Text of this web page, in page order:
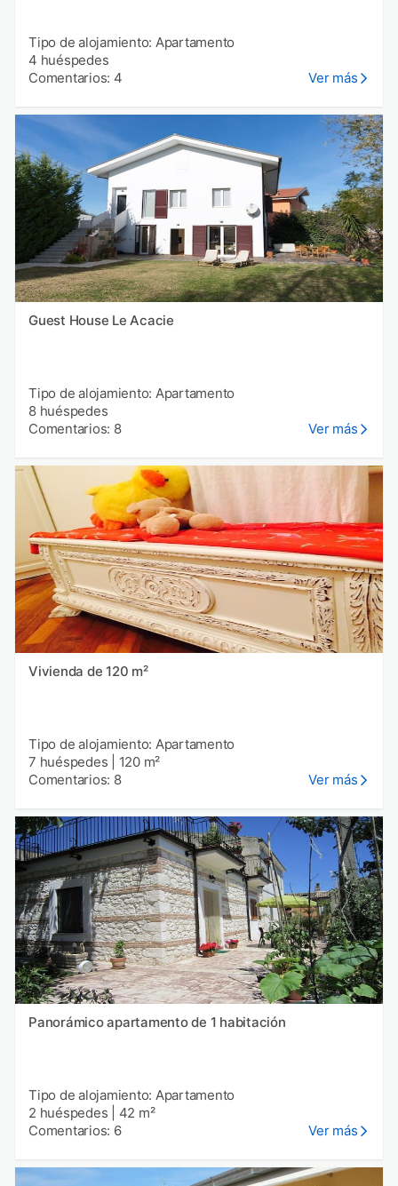
Tipo de alojamiento: Apartamento
4 huéspedes
Comentarios: 4
Ver más
Guest House Le Acacie
Tipo de alojamiento: Apartamento
8 huéspedes
Comentarios: 8
Ver más
Vivienda de 120 m²
Tipo de alojamiento: Apartamento
7 huéspedes
120 m²
Comentarios: 8
Ver más
Panorámico apartamento de 1 habitación
Tipo de alojamiento: Apartamento
2 huéspedes
42 m²
Comentarios: 6
Ver más